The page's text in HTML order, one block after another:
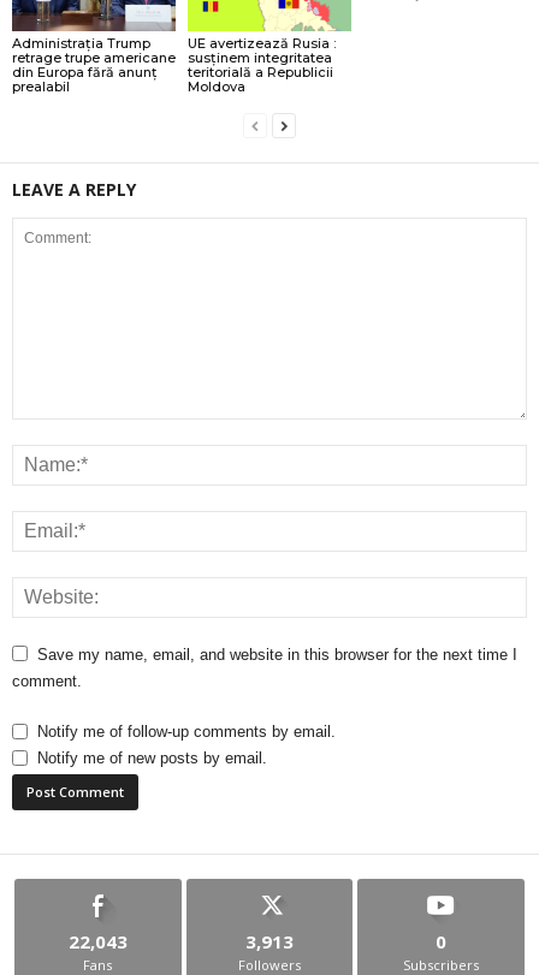
Administrația Trump
retrage trupe americane
din Europa fără anunț
prealabil
UE avertizează Rusia :
susținem integritatea
teritorială a Republicii
Moldova
LEAVE A REPLY
Save my name, email, and website in this browser for the next time I
comment.
Notify me of follow-up comments by email.
Notify me of new posts by email.
22,043
Fans
3,913
Followers
0
Subscribers